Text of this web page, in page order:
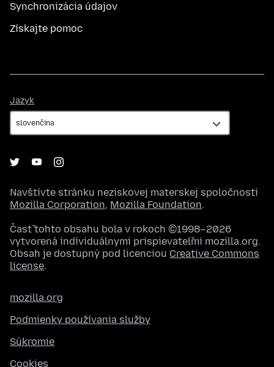
Synchronizácia údajov
Získajte pomoc
Jazyk
Navštívte stránku neziskovej materskej spoločnosti
Mozilla Corporation, Mozilla Foundation.
Časť tohto obsahu bola v rokoch ©1998–2026
vytvorená individuálnymi prispievateľmi mozilla.org.
Obsah je dostupný pod licenciou Creative Commons
license.
mozilla.org
Podmienky používania služby
Súkromie
Cookies